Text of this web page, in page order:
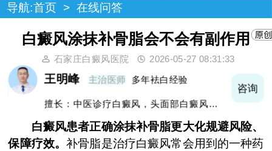
导航:首页 > 在线问答
白癜风涂抹补骨脂会不会有副作用
石家庄白癜风医院 2026-05-27 08:31:33
王明峰 主治医师 多年袪白经验
擅长：中医诊疗白癜风，头面部白癜风，青
咨询
白癜风患者正确涂抹补骨脂更大化规避风险、
保障疗效。补骨脂是治疗白癜风常会用到的一种药